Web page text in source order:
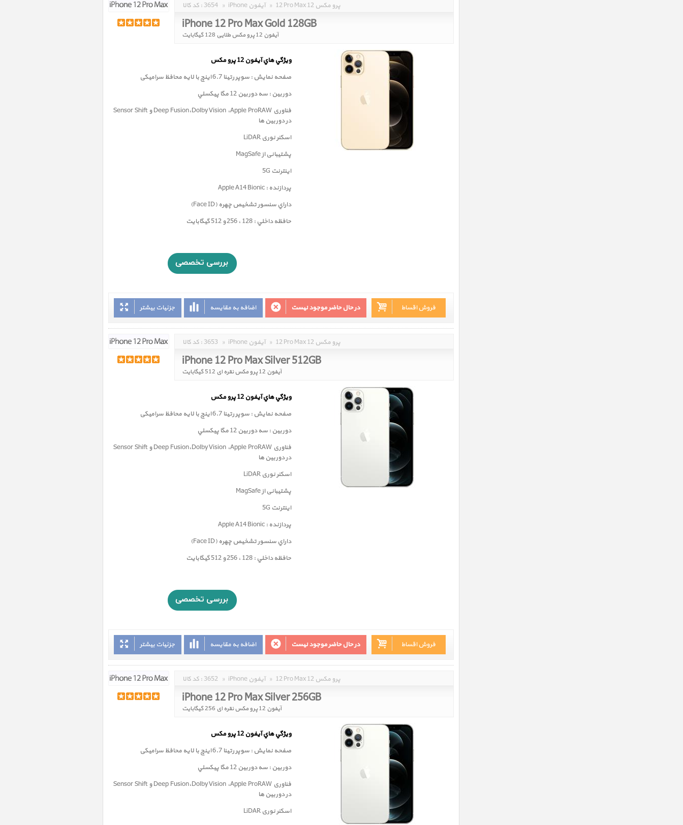
کد کالا : 3654 » iPhone آیفون » 12 Pro Max 12 پرو مکس
iPhone 12 Pro Max Gold 128GB
آیفون 12 پرو مکس طلایی 128 گیگابایت
ويژگي هاي آيفون 12 پرو مکس
صفحه نمايش : سوپر رتينا 6.7 اينچ با لایه محافظ سرامیکی
دوربين : سه دوربین 12 مگا پيکسلي
فناوری Deep Fusion،Dolby Vision ،Apple ProRAW و Sensor Shift
در دوربین ها
اسکنر نوری LiDAR
پشتیبانی از MagSafe
اینترنت 5G
پردازنده : Apple A14 Bionic
داراي سنسور تشخيص چهره (Face ID)
حافظه داخلي : 128 ، 256 و 512 گيگابايت
جزئیات بیشتر اضافه به مقایسه در حال حاضر موجود نیست فروش اقساط
کد کالا : 3653 » iPhone آیفون » 12 Pro Max 12 پرو مکس
iPhone 12 Pro Max Silver 512GB
آیفون 12 پرو مکس نقره ای 512 گیگابایت
ويژگي هاي آيفون 12 پرو مکس
صفحه نمايش : سوپر رتينا 6.7 اينچ با لایه محافظ سرامیکی
دوربين : سه دوربین 12 مگا پيکسلي
فناوری Deep Fusion،Dolby Vision ،Apple ProRAW و Sensor Shift
در دوربین ها
اسکنر نوری LiDAR
پشتیبانی از MagSafe
اینترنت 5G
پردازنده : Apple A14 Bionic
داراي سنسور تشخيص چهره (Face ID)
حافظه داخلي : 128 ، 256 و 512 گيگابايت
جزئیات بیشتر اضافه به مقایسه در حال حاضر موجود نیست فروش اقساط
کد کالا : 3652 » iPhone آیفون » 12 Pro Max 12 پرو مکس
iPhone 12 Pro Max Silver 256GB
آیفون 12 پرو مکس نقره ای 256 گیگابایت
ويژگي هاي آيفون 12 پرو مکس
صفحه نمايش : سوپر رتينا 6.7 اينچ با لایه محافظ سرامیکی
دوربين : سه دوربین 12 مگا پيکسلي
فناوری Deep Fusion،Dolby Vision ،Apple ProRAW و Sensor Shift
در دوربین ها
اسکنر نوری LiDAR